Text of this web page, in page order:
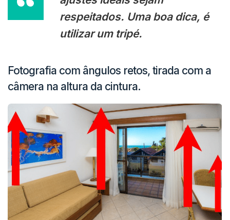
respeitados. Uma boa dica, é
utilizar um tripé.
Fotografia com ângulos retos, tirada com a
câmera na altura da cintura.